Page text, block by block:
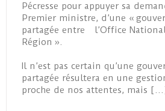
Pécresse pour appuyer sa
Premier ministre, d’une «
partagée entre l’Office
Région ».
Il n’est pas certain qu’une
partagée résultera en une
proche de nos attentes, mais